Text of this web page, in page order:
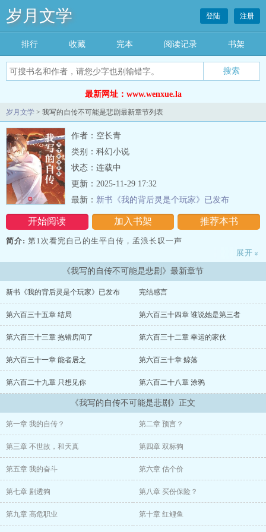
岁月文学 登陆 注册
排行 收藏 完本 阅读记录 书架
最新网址：www.wenxue.la
岁月文学 > 我写的自传不可能是悲剧最新章节列表
作者：空长青
类别：科幻小说
状态：连载中
开始阅读 加入书架 推荐本书
更新：2025-11-29 17:32
最新： 新书《我的背后灵是个玩家》已发布
简介: 第1次看完自己的生平自传，孟浪长叹一声
“我的人生，不该是这样的……”
第N次看完。
“我的人生，就只是这样？”
第N*100次看完。
“这个世界……应该是这样的！”
——
已有220万字精品小说“超级母舰”，欢迎阅读。
展开 »
《我写的自传不可能是悲剧》最新章节
新书《我的背后灵是个玩家》已发布 完结感言
第六百三十五章 结局 第六百三十四章 谁说她是第三者
第六百三十三章 抱错房间了 第六百三十二章 幸运的家伙
第六百三十一章 能者居之 第六百三十章 鲸落
第六百二十九章 只想见你 第六百二十八章 涂鸦
《我写的自传不可能是悲剧》正文
第一章 我的自传？ 第二章 预言？
第三章 不世故，和天真 第四章 双标狗
第五章 我的奋斗 第六章 估个价
第七章 剧透狗 第八章 买份保险？
第九章 高危职业 第十章 红鲤鱼